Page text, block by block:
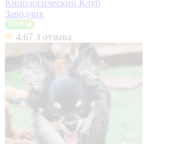
Кинологический Клуб
Заводчик
4.67 3 отзыва